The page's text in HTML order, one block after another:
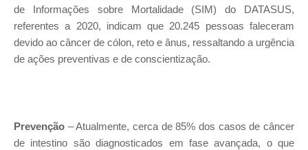
de Informações sobre Mortalidade (SIM) do DATASUS,
referentes a 2020, indicam que 20.245 pessoas faleceram
devido ao câncer de cólon, reto e ânus, ressaltando a urgência
de ações preventivas e de conscientização.
Prevenção – Atualmente, cerca de 85% dos casos de câncer
de intestino são diagnosticados em fase avançada, o que